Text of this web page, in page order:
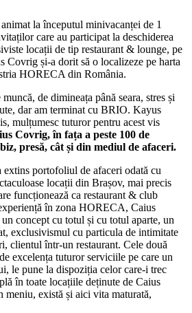
la începutul minivacanței de 1
care au participat la deschiderea
locații de tip restaurant & lounge, pe
Covrig și-a dorit să o localizeze pe harta
HORECA din România.
de dimineața până seara, stres și
dar am terminat cu BRIO. Kayus
mulțumesc tuturor pentru acest vis
Covrig, în fața a peste 100 de
presă, cât și din mediul de afaceri.
portofoliul de afaceri odată cu
locații din Brașov, mai precis
funcționează ca restaurant & club
în zona HORECA, Caius
concept cu totul și cu totul aparte, un
exclusivismul cu particula de intimitate
clientul într-un restaurant. Cele două
excelența tuturor serviciile pe care un
le pune la dispoziția celor care-i trec
în toate locațiile deținute de Caius
există și aici vita maturată,